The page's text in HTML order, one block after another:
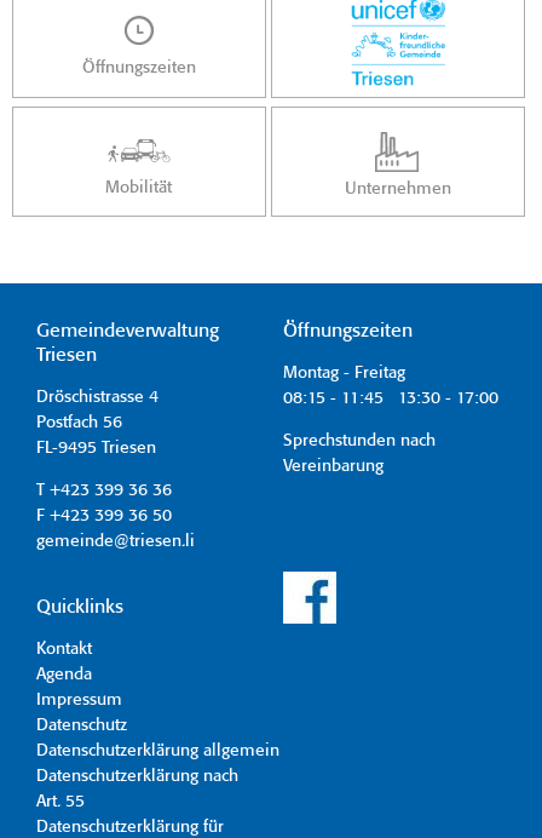
Öffnungszeiten
Mobilität Unternehmen
Gemeindeverwaltung
Triesen
Dröschistrasse 4
Postfach 56
FL-9495 Triesen
T +423 399 36 36
F +423 399 36 50
gemeinde@triesen.li
Öffnungszeiten
Montag - Freitag
08:15 - 11:45 13:30 - 17:00
Sprechstunden nach
Vereinbarung
Quicklinks
Kontakt
Agenda
Impressum
Datenschutz
Datenschutzerklärung allgemein
Datenschutzerklärung nach
Art. 55
Datenschutzerklärung für